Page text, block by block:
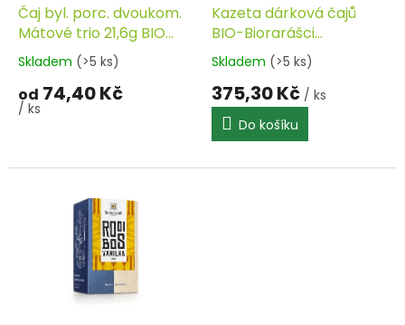
dČaj byl. porc. dvoukom.
Mátové trio 21,6g BIO
SONNENTOR
Skladem (>5 ks)
od 74,40 Kč
/ ks
Kazeta dárková čajů
BIO-Biorarášci
SONNENTOR
Skladem (>5 ks)
375,30 Kč / ks
Do košíku